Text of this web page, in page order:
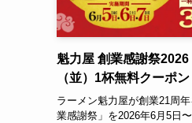
魁力屋 創業感謝祭
（並）1杯無料クーポン
ラーメン魁力屋が創業21周
業感謝祭」を2026年6月5日